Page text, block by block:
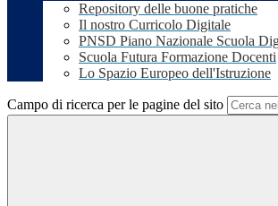
Repository delle buone pratiche
Il nostro Curricolo Digitale
PNSD Piano Nazionale Scuola
Scuola Futura Formazione Docenti
Lo Spazio Europeo dell'Istruzione
Campo di ricerca per le pagine del sito